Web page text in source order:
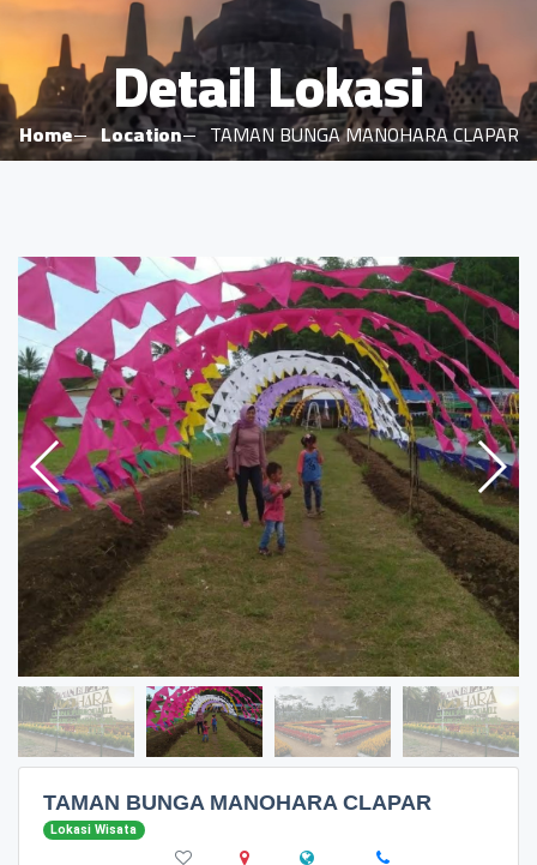
Detail Lokasi
Home Location TAMAN BUNGA MANOHARA CLAPAR
TAMAN BUNGA MANOHARA CLAPAR
Lokasi Wisata